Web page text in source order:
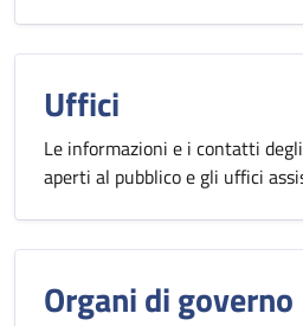
Uffici
Le informazioni e i contatti
aperti al pubblico e gli uffici
Organi di governo